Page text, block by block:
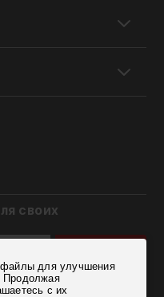
своих
данных
файлы для улучшения
Продолжая
с их